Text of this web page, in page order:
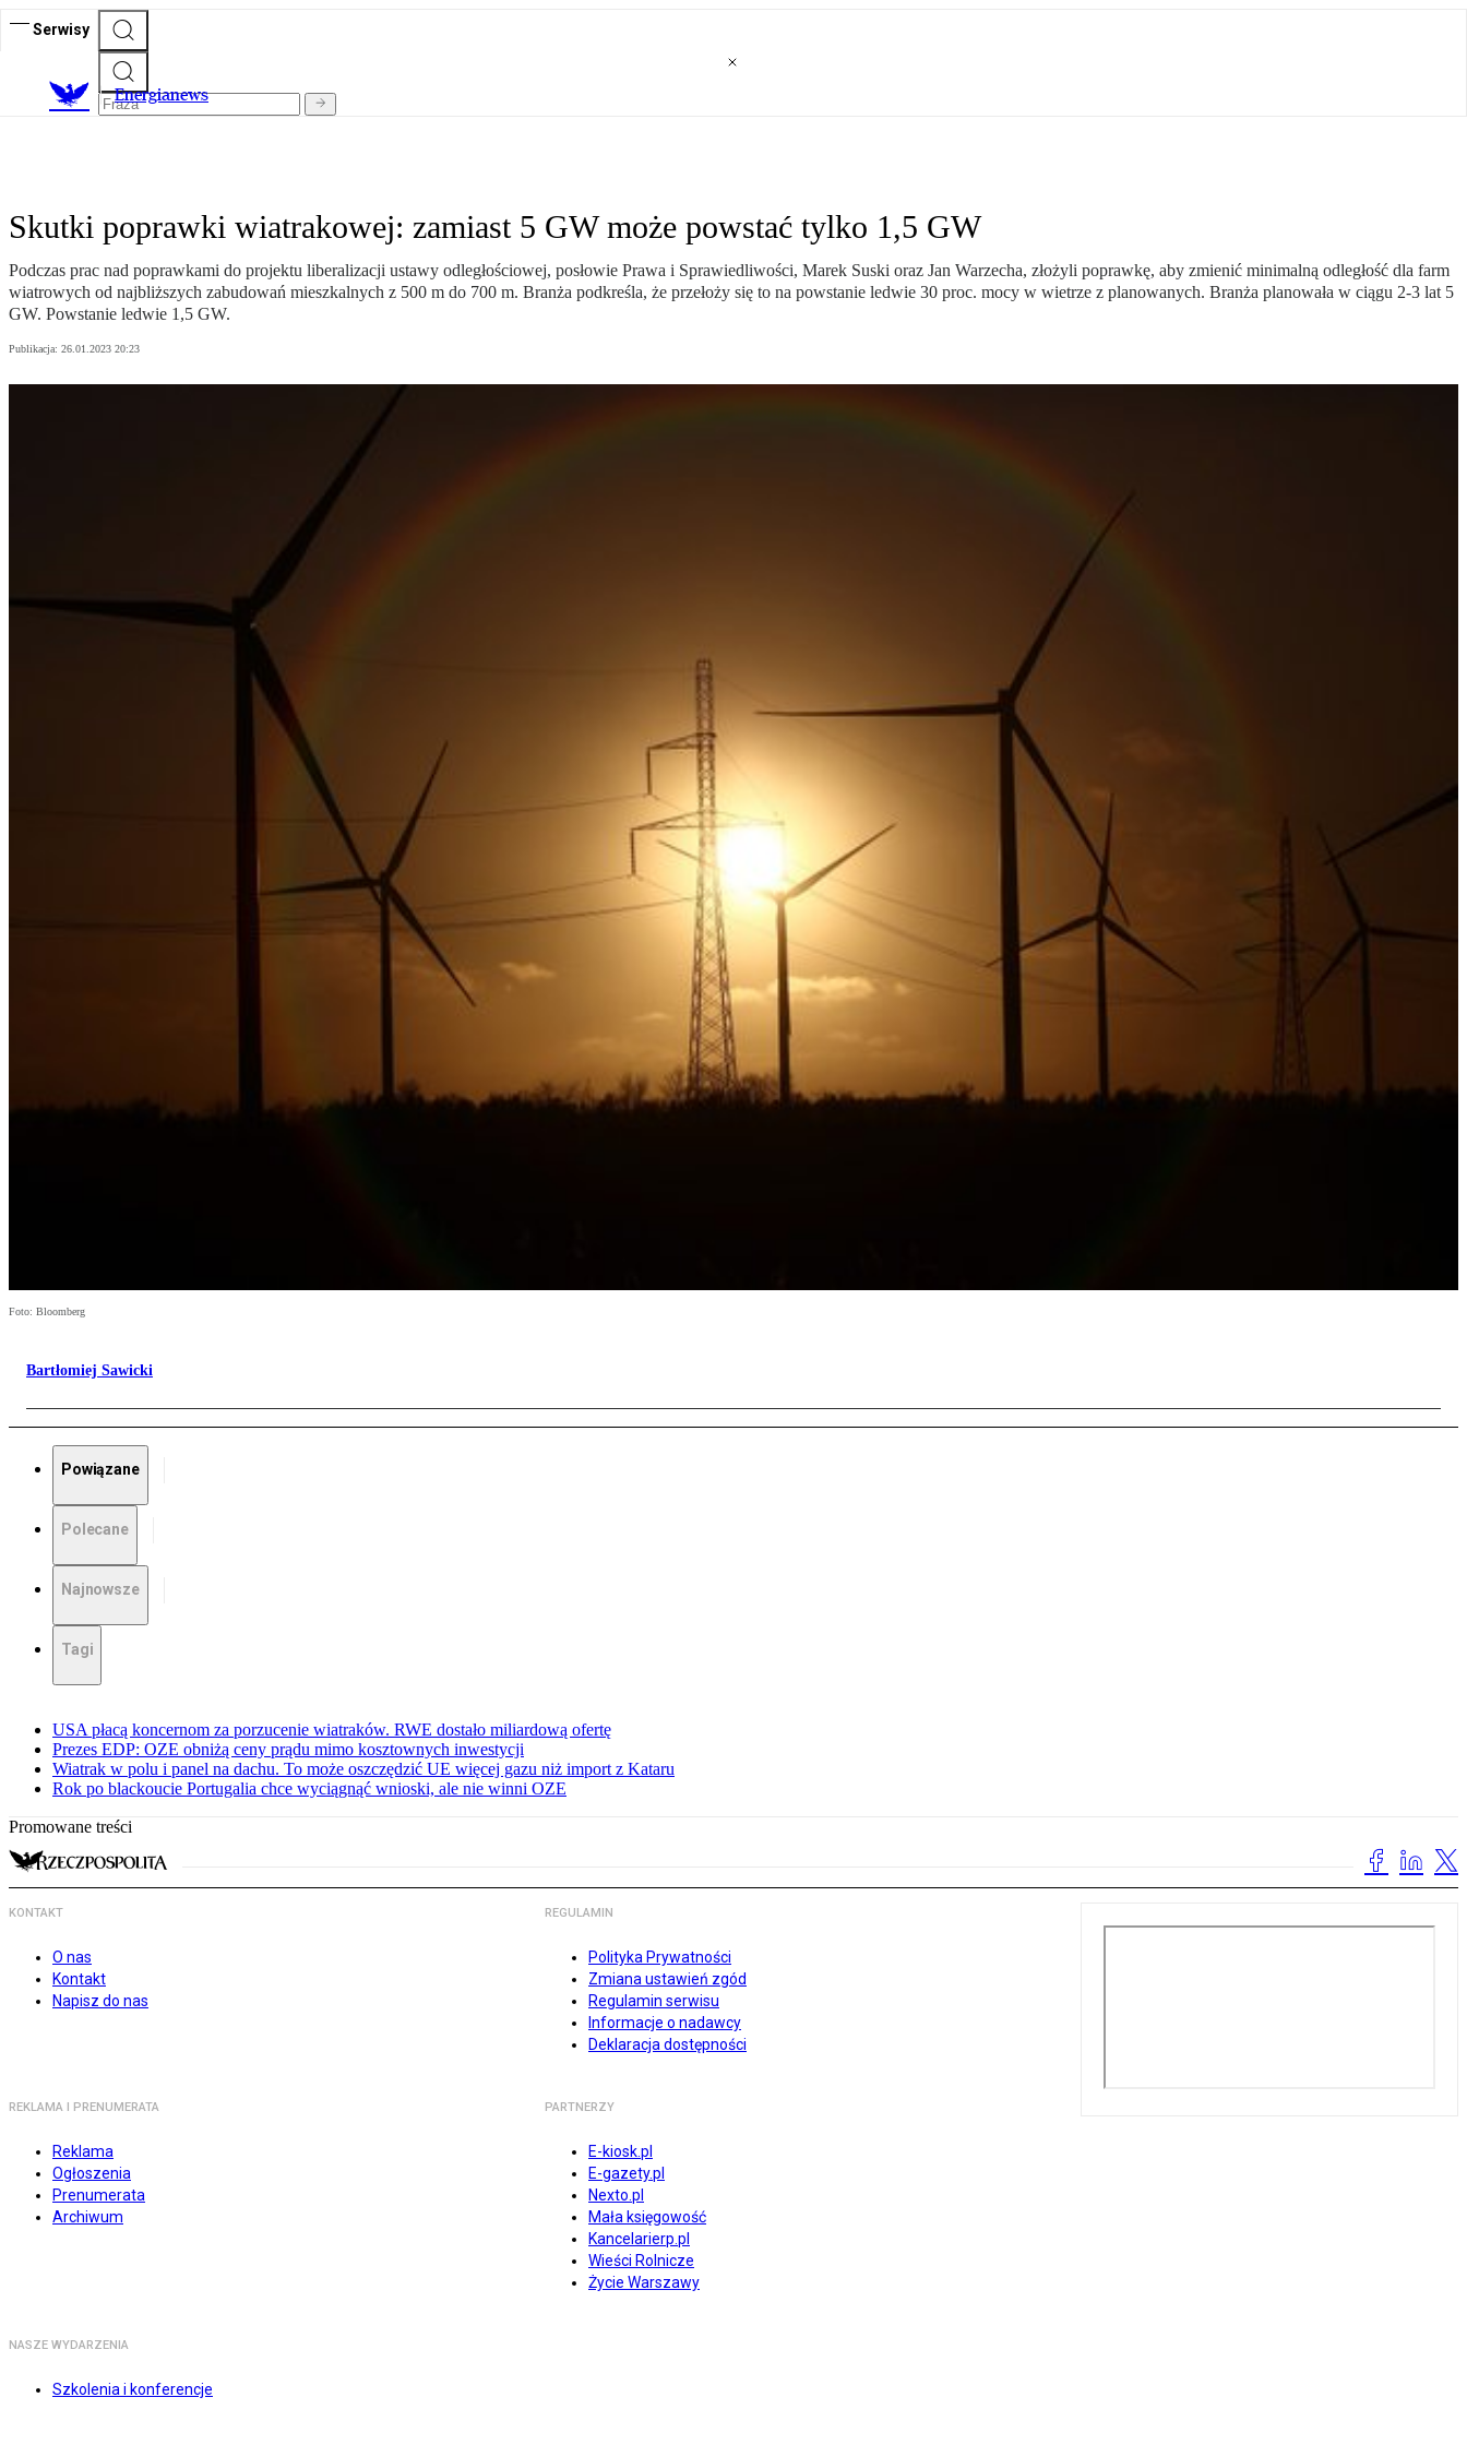
Serwisy
Energianews
Skutki poprawki wiatrakowej: zamiast 5 GW może powstać tylko 1,5 GW
Podczas prac nad poprawkami do projektu liberalizacji ustawy odległościowej, posłowie Prawa i Sprawiedliwości, Marek Suski oraz Jan Warzecha, złożyli poprawkę, aby zmienić minimalną odległość dla farm
wiatrowych od najbliższych zabudowań mieszkalnych z 500 m do 700 m. Branża podkreśla, że przełoży się to na powstanie ledwie 30 proc. mocy w wietrze z planowanych. Branża planowała w ciągu 2-3 lat 5
GW. Powstanie ledwie 1,5 GW.
Publikacja: 26.01.2023 20:23
Foto: Bloomberg
Bartłomiej Sawicki
Powiązane
Polecane
Najnowsze
Tagi
USA płacą koncernom za porzucenie wiatraków. RWE dostało miliardową ofertę
Prezes EDP: OZE obniżą ceny prądu mimo kosztownych inwestycji
Wiatrak w polu i panel na dachu. To może oszczędzić UE więcej gazu niż import z Kataru
Rok po blackoucie Portugalia chce wyciągnąć wnioski, ale nie winni OZE
Promowane treści
KONTAKT
O nas
Kontakt
Napisz do nas
REGULAMIN
Polityka Prywatności
Zmiana ustawień zgód
Regulamin serwisu
Informacje o nadawcy
Deklaracja dostępności
REKLAMA I PRENUMERATA
Reklama
Ogłoszenia
Prenumerata
Archiwum
PARTNERZY
E-kiosk.pl
E-gazety.pl
Nexto.pl
Mała księgowość
Kancelarierp.pl
Wieści Rolnicze
Życie Warszawy
NASZE WYDARZENIA
Szkolenia i konferencje